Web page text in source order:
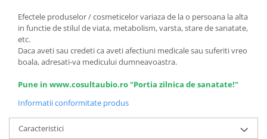
Efectele produselor / cosmeticelor variaza de la o persoana la alta
in functie de stilul de viata, metabolism, varsta, stare de sanatate,
etc.
Daca aveti sau credeti ca aveti afectiuni medicale sau suferiti vreo
boala, adresati-va medicului dumneavoastra.
Pune in www.cosultaubio.ro "Portia zilnica de sanatate!"
Informatii conformitate produs
Caracteristici